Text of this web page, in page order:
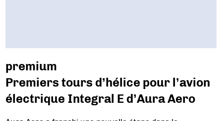
premium
Premiers tours d’hélice pour l’avion
électrique Integral E d’Aura Aero